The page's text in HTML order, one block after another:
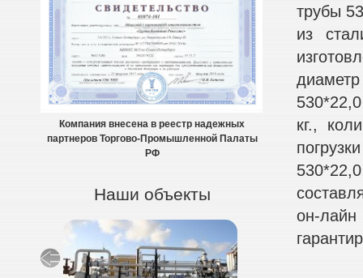
Компания внесена в реестр надежных
партнеров Торгово-Промышленной Палаты
РФ
Наши объекты
трубы
из
кг.,
он-лайн